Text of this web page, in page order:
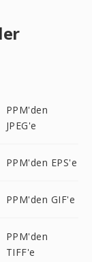
PPM'den
JPEG'e
PPM'den EPS'e
PPM'den GIF'e
PPM'den
TIFF'e